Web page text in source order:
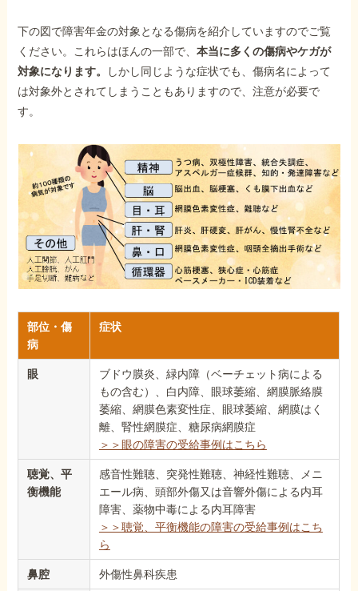
下の図で障害年金の対象となる傷病を紹介していますのでご覧
ください。これらはほんの一部で、本当に多くの傷病やケガが
対象になります。
しかし同じような症状でも、傷病名によって
は対象外とされてしまうこともありますので、注意が必要で
す。
部位・傷
病
症状
眼
ブドウ膜炎、緑内障（ベーチェット病による
もの含む）、白内障、眼球萎縮、網膜脈絡膜
萎縮、網膜色素変性症、眼球萎縮、網膜はく
離、腎性網膜症、糖尿病網膜症
＞＞眼の障害の受給事例はこちら
聴覚、平
衡機能
感音性難聴、突発性難聴、神経性難聴、メニ
エール病、頭部外傷又は音響外傷による内耳
障害、薬物中毒による内耳障害
＞＞聴覚、平衡機能の障害の受給事例はこち
ら
鼻腔 外傷性鼻科疾患